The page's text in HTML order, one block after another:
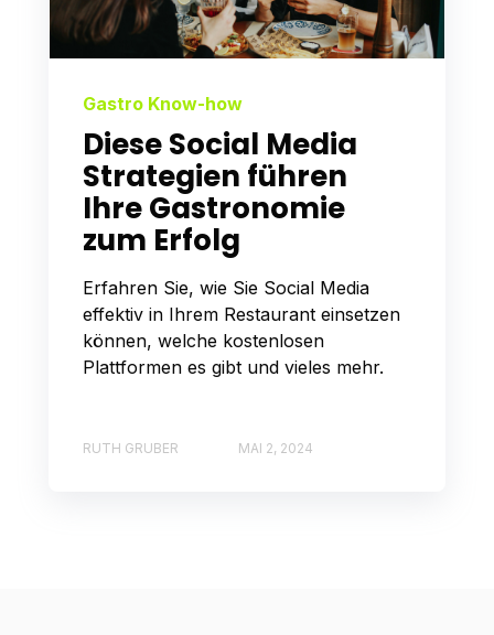
Gastro Know-how
Diese Social Media
Strategien führen
Ihre Gastronomie
zum Erfolg
Erfahren Sie, wie Sie Social Media
effektiv in Ihrem Restaurant einsetzen
können, welche kostenlosen
Plattformen es gibt und vieles mehr.
RUTH GRUBER MAI 2, 2024